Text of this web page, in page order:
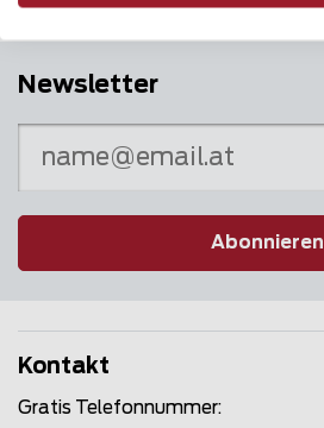
Newsletter
Abonnieren
Kontakt
Gratis Telefonnummer: